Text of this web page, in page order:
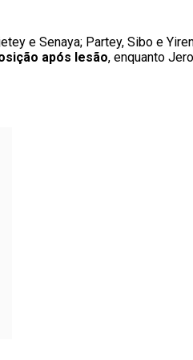
e Senaya; Partey, Sibo e
após lesão, enquanto